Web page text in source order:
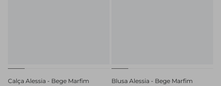
Calça Alessia - Bege Marfim Blusa Alessia - Bege Marfim